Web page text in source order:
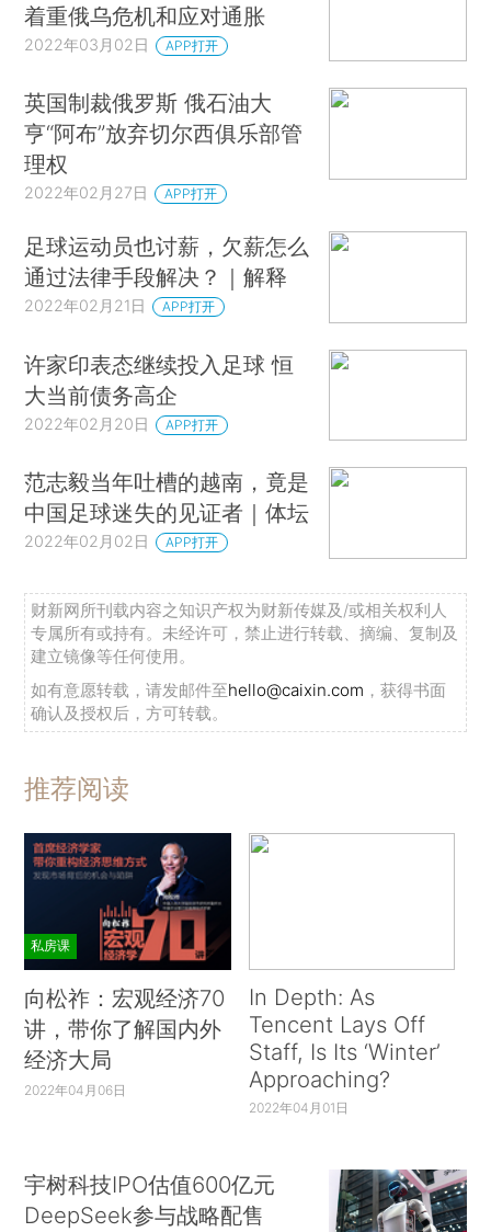
着重俄乌危机和应对通胀
2022年03月02日 APP打开
英国制裁俄罗斯 俄石油大
亨“阿布”放弃切尔西俱乐部管
理权
2022年02月27日 APP打开
足球运动员也讨薪，欠薪怎么
通过法律手段解决？｜解释
2022年02月21日 APP打开
许家印表态继续投入足球 恒
大当前债务高企
2022年02月20日 APP打开
范志毅当年吐槽的越南，竟是
中国足球迷失的见证者｜体坛
2022年02月02日 APP打开
财新网所刊载内容之知识产权为财新传媒及/或相关权利人
专属所有或持有。未经许可，禁止进行转载、摘编、复制及
建立镜像等任何使用。
如有意愿转载，请发邮件至hello@caixin.com ，获得书面
确认及授权后，方可转载。
推荐阅读
私房课
向松祚：宏观经济70
讲，带你了解国内外
经济大局
2022年04月06日
In Depth: As
Tencent Lays Off
Staff, Is Its ‘Winter’
Approaching?
2022年04月01日
宇树科技IPO估值600亿元
DeepSeek参与战略配售